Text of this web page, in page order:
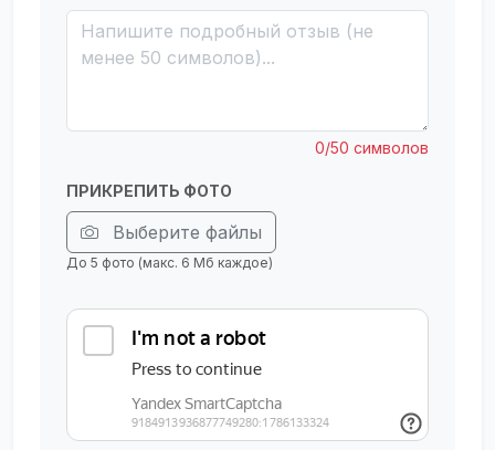
0/50 символов
ПРИКРЕПИТЬ ФОТО
Выберите файлы
До 5 фото (макс. 6 Мб каждое)